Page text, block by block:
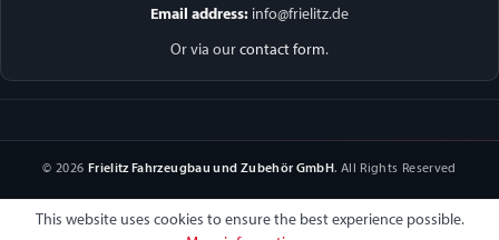
Email address: info@frielitz.de
Or via our contact form.
© 2026 Frielitz Fahrzeugbau und Zubehör GmbH. All Rights Reserved
This website uses cookies to ensure the best experience possible.